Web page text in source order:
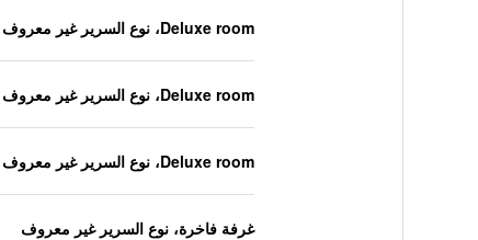
Deluxe room، نوع السرير غير معروف
Deluxe room، نوع السرير غير معروف
Deluxe room، نوع السرير غير معروف
غرفة فاخرة، نوع السرير غير معروف